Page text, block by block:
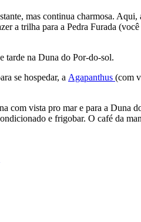
mas continua charmosa.
a trilha para a Pedra Furada
tarde na Duna do Por-do-sol.
se hospedar, a Agapanthus (com
com vista pro mar e para a Duna
e frigobar. O café da